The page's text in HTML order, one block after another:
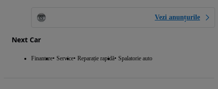
Vezi anunțurile
Next Car
Finantare Service Reparație rapidă Spalatorie auto